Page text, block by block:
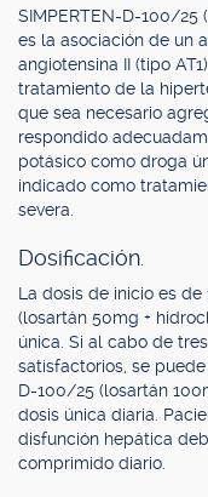
SIMPERTEN-D-100/
es la asociación de un
angiotensina II (tipo
tratamiento de la
que sea necesario
respondido
potásico como droga
indicado como
severa.
Dosificación.
La dosis de inicio es
(losartán 50mg +
única. Si al cabo de
satisfactorios, se
D-100/25 (losartán
dosis única diaria.
disfunción hepática
comprimido diario.